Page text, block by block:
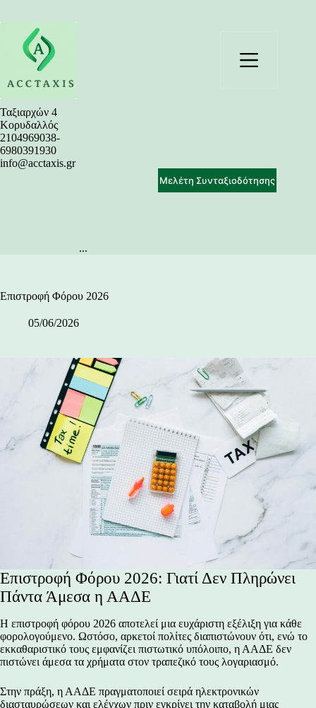
περιεχόμενο
Ταξιαρχών 4
Κορυδαλλός
2104969038-
6980391930
info@acctaxis.gr
...
Μελέτη Συνταξιοδότησης
Επιστροφή Φόρου 2026
05/06/2026
Επιστροφή Φόρου 2026: Γιατί Δεν Πληρώνει
Πάντα Άμεσα η ΑΑΔΕ
Η επιστροφή φόρου 2026 αποτελεί μια ευχάριστη εξέλιξη για κάθε
φορολογούμενο. Ωστόσο, αρκετοί πολίτες διαπιστώνουν ότι, ενώ το
εκκαθαριστικό τους εμφανίζει πιστωτικό υπόλοιπο, η ΑΑΔΕ δεν
πιστώνει άμεσα τα χρήματα στον τραπεζικό τους λογαριασμό.
Στην πράξη, η ΑΑΔΕ πραγματοποιεί σειρά ηλεκτρονικών
διασταυρώσεων και ελέγχων πριν εγκρίνει την καταβολή μιας